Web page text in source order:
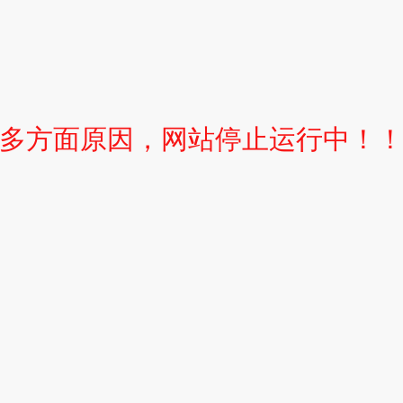
方面原因，网站停止运行中！